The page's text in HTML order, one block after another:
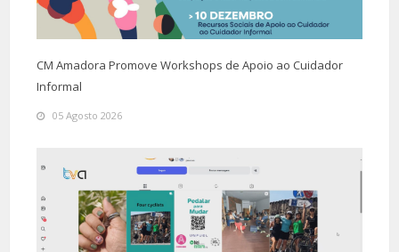
CM Amadora Promove Workshops de Apoio ao Cuidador
Informal
05 Agosto 2026